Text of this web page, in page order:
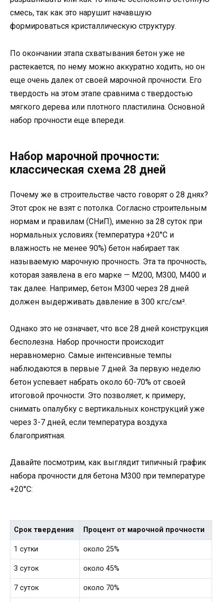
смесь, так как это нарушит начавшую
формироваться кристаллическую структуру.
По окончании этапа схватывания бетон уже не
растекается, по нему можно аккуратно ходить, но он
еще очень далек от своей марочной прочности. Его
твердость на этом этапе сравнима с твердостью
мягкого дерева или плотного пластилина. Основной
набор прочности еще впереди.
Набор марочной прочности:
классическая схема 28 дней
Почему же в строительстве часто говорят о 28 днях?
Этот срок не взят с потолка. Согласно строительным
нормам и правилам (СНиП), именно за 28 суток при
нормальных условиях (температура +20°C и
влажность не менее 90%) бетон набирает так
называемую марочную прочность. Эта та прочность,
которая заявлена в его марке — М200, М300, М400 и
так далее. Например, бетон М300 через 28 дней
должен выдерживать давление в 300 кгс/см².
Однако это не означает, что все 28 дней конструкция
бесполезна. Набор прочности происходит
неравномерно. Самые интенсивные темпы
наблюдаются в первые 7 дней. За первую неделю
бетон успевает набрать около 60-70% от своей
итоговой прочности. Это позволяет, к примеру,
снимать опалубку с вертикальных конструкций уже
через 3-7 дней, если температура воздуха
благоприятная.
Давайте посмотрим, как выглядит типичный график
набора прочности для бетона М300 при температуре
+20°C:
Срок твердения Процент от марочной прочности
1 сутки около 25%
3 суток около 45%
7 суток около 70%